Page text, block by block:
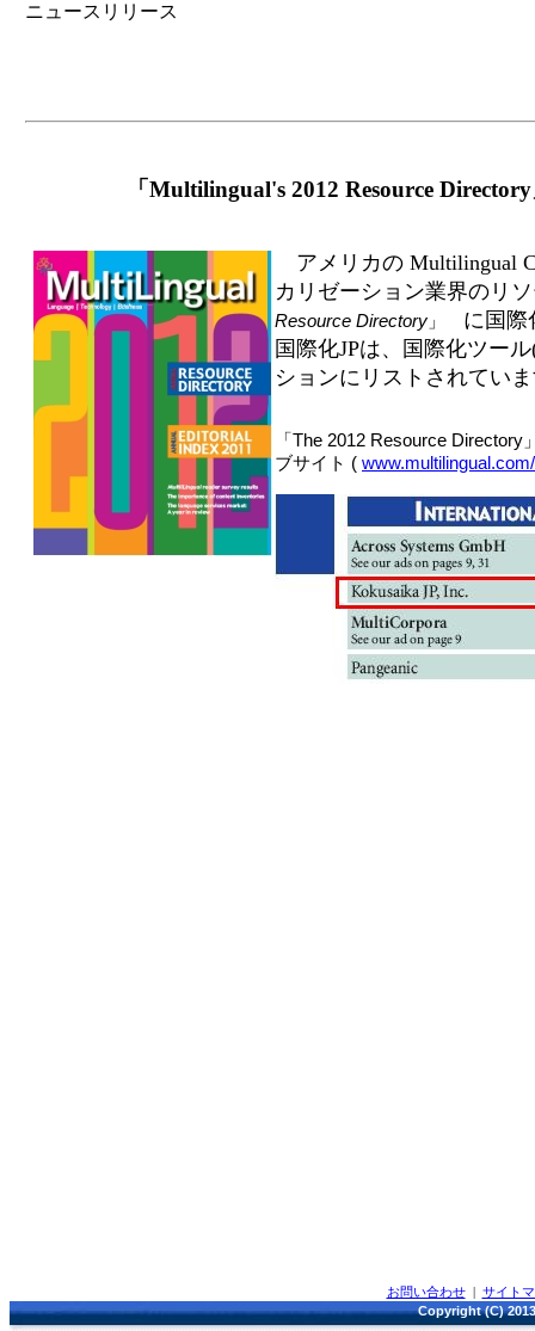
ニュースリリース
「Multilingual's 2012 Resource
アメリカの Multilingual
カリゼーション業界のリ
Resource Directory 」 に国際
国際化JPは、国際化ツール
ションにリストされてい
「The 2012 Resource
ブサイト ( www.multilingual.com/
お問い合わせ| サイト
Copyright (C)